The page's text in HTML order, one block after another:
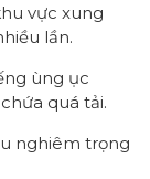
vực xung
lần.
ùng ục
quá tải.
nghiêm trọng